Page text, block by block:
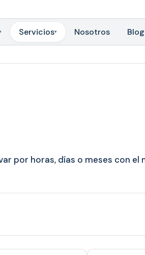
Servicios▾ Nosotros Blog
por horas, días o meses con el